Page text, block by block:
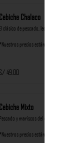
Cebiche Chalaco
El clásico de pescado, leche de tigre de ají limo.
*Nuestros precios están expresados en soles e
S/ 49.00
Cebiche Mixto
Pescado y mariscos del día al rocoto
*Nuestros precios están expresados en soles e